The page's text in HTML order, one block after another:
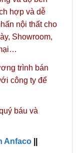
hợp và dễ
nội thất cho
Showroom,
trình bán
công ty để
báu và
Anfaco